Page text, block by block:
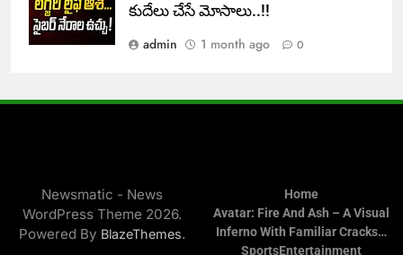
కుదేలు చేసే మోసాలు..!!
admin
1 month ago 0
Newsmatic - News
WordPress Theme 2026.
Powered By BlazeThemes.
Home
Avatar: Fire And Ash – A Visual
Inferno With Familiar Cracks…
SportsEntertainment